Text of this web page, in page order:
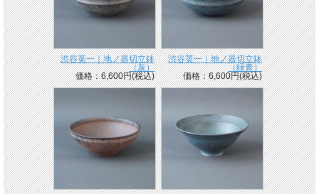
渋谷英一｜地ノ器切立鉢
（灰）
価格：6,600円(税込)
渋谷英一｜地ノ器切立鉢
（緑青）
価格：6,600円(税込)